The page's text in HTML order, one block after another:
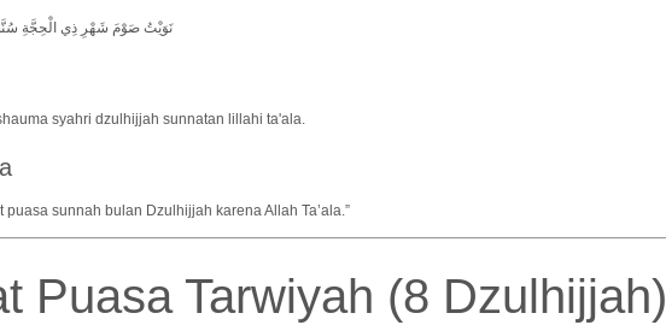
نَوَيْتُ صَوْمَ شَهْرِ ذِي الْحِجَّةِ سُنَّةً
syahri dzulhijjah sunnatan lillahi ta'ala.
puasa sunnah bulan Dzulhijjah karena Allah Ta’ala.”
Puasa Tarwiyah (8 Dzulhijjah)